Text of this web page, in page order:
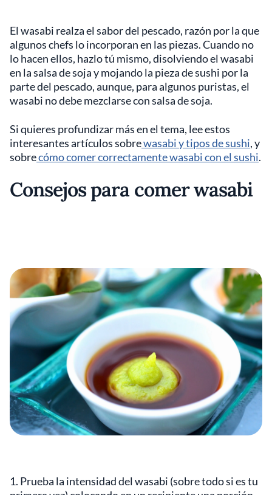
El wasabi realza el sabor del pescado, razón por la que
algunos chefs lo incorporan en las piezas. Cuando no
lo hacen ellos, hazlo tú mismo, disolviendo el wasabi
en la salsa de soja y mojando la pieza de sushi por la
parte del pescado, aunque, para algunos puristas, el
wasabi no debe mezclarse con salsa de soja.
Si quieres profundizar más en el tema, lee estos
interesantes artículos sobrewasabi y tipos de sushi, y
sobrecómo comer correctamente wasabi con el sushi.
Consejos para comer wasabi
1. Prueba la intensidad del wasabi (sobre todo si es tu